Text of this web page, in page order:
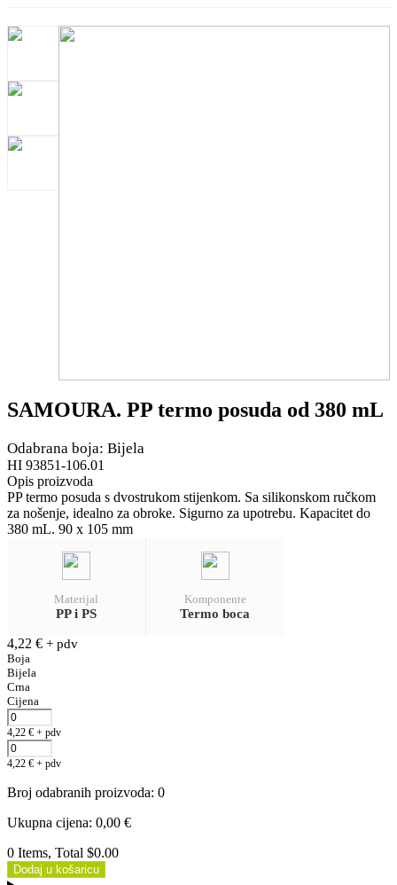
SAMOURA. PP termo posuda od 380 mL
Odabrana boja: Bijela
HI 93851-106.01
Opis proizvoda
PP termo posuda s dvostrukom stijenkom. Sa silikonskom ručkom
za nošenje, idealno za obroke. Sigurno za upotrebu. Kapacitet do
380 mL. 90 x 105 mm
Materijal
PP i PS
Komponente
Termo boca
4,22 € + pdv
Boja
Bijela
Crna
Cijena
4,22 € + pdv
4,22 € + pdv
Broj odabranih proizvoda: 0
Ukupna cijena: 0,00 €
0 Items, Total $0.00
Dodaj u košaricu